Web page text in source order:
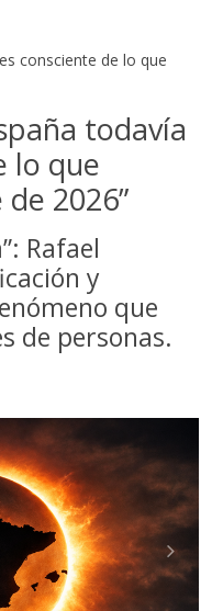
consciente de lo que
todavía
lo que
2026”
Rafael
y
que
de personas.